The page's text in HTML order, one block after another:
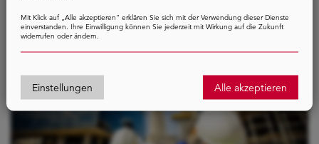
Mit Klick auf „Alle akzeptieren“ erklären Sie sich mit der Verwendung dieser Dienste
einverstanden. Ihre Einwilligung können Sie jederzeit mit Wirkung auf die Zukunft
widerrufen oder ändern.
Einstellungen Alle akzeptieren